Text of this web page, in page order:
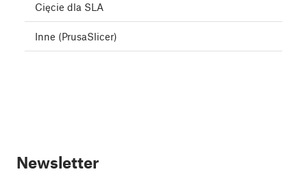
Cięcie dla SLA
Inne (PrusaSlicer)
Newsletter